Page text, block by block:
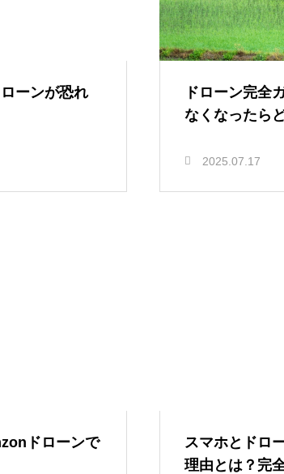
ーンが恐れ
ドローン完全
なくなったら
2025.07.17
ドローンで
スマホとドロ
理由とは？完